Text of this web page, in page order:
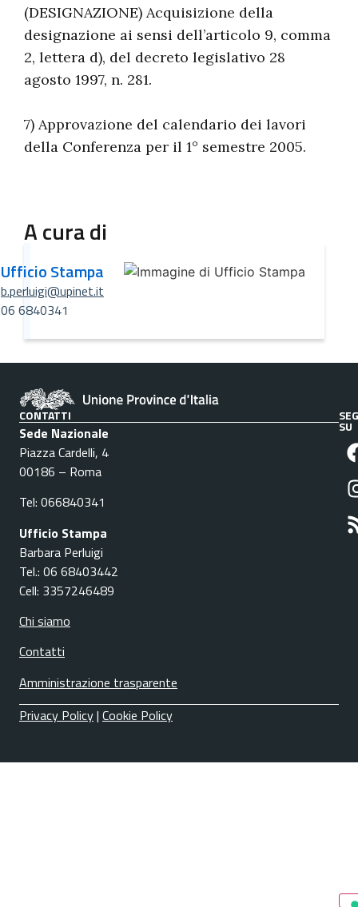
(DESIGNAZIONE) Acquisizione della
designazione ai sensi dell’articolo 9, comma
2, lettera d), del decreto legislativo 28
agosto 1997, n. 281.
7) Approvazione del calendario dei lavori
della Conferenza per il 1° semestre 2005.
A cura di
Ufficio Stampa
b.perluigi@upinet.it
06 6840341
CONTATTI
Sede Nazionale
Piazza Cardelli, 4
00186 – Roma
Tel: 066840341
Ufficio Stampa
Barbara Perluigi
Tel.: 06 68403442
Cell: 3357246489
Chi siamo
Contatti
Amministrazione trasparente
SU
Privacy Policy| Cookie Policy